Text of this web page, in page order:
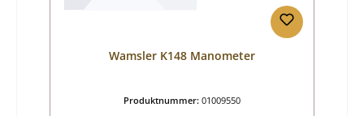
Wamsler K148 Manometer
Produktnummer: 01009550